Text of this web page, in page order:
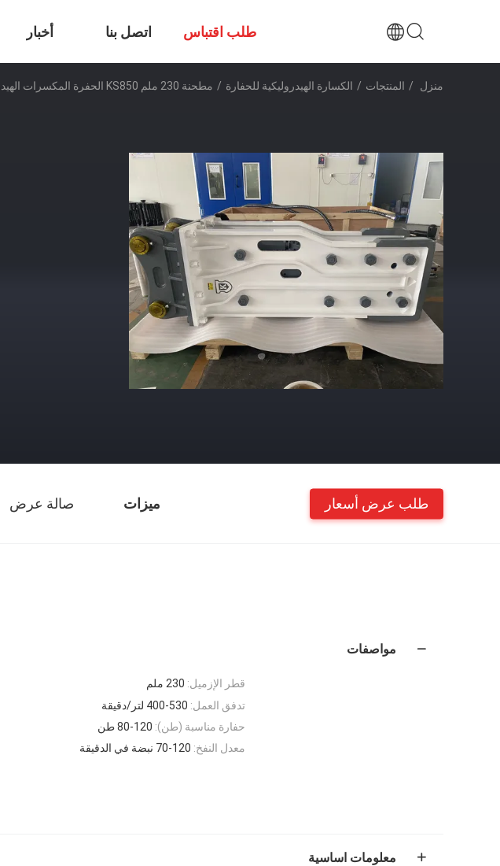
أخبار اتصل بنا طلب اقتباس
منزل / المنتجات / الكسارة الهيدروليكية للحفارة / مطحنة 230 ملم KS850 الحفرة المكسرات الهيدروليكية رفيق الهدم
ميزات صالة عرض طلب عرض أسعار
مواصفات
قطر الإزميل: 230 ملم
تدفق العمل: 400-530 لتر/دقيقة
حفارة مناسبة (طن): 80-120 طن
معدل النفخ: 70-120 نبضة في الدقيقة
معلومات اساسية